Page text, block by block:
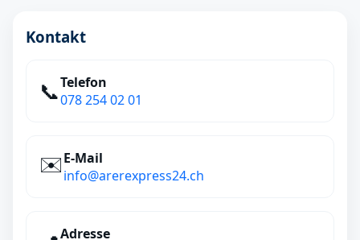
Kontakt
📞Telefon
078 254 02 01
✉️E‑Mail
info@arerexpress24.ch
Adresse